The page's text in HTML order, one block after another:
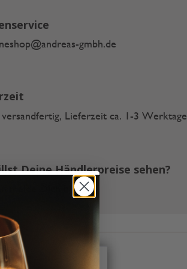
gmbh.de
Lieferzeit ca. 1-3 Werktage
Deine Händlerpreise sehen?
melde Dich hier an